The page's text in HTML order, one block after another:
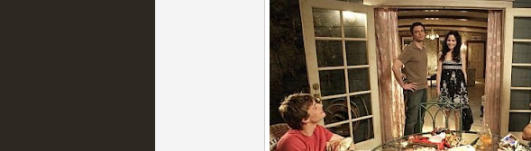
Recomendación de la semana